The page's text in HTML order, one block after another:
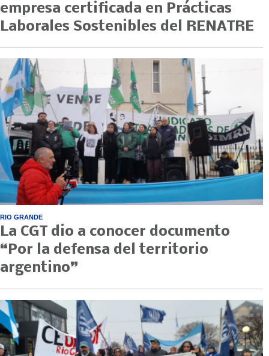
empresa certificada en Prácticas
Laborales Sostenibles del RENATRE
RIO GRANDE
La CGT dio a conocer documento
“Por la defensa del territorio
argentino”